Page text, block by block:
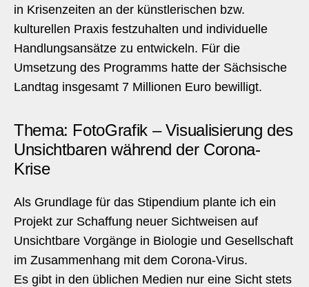
in Krisenzeiten an der künstlerischen bzw.
kulturellen Praxis festzuhalten und individuelle
Handlungsansätze zu entwickeln. Für die
Umsetzung des Programms hatte der Sächsische
Landtag insgesamt 7 Millionen Euro bewilligt.
Thema: FotoGrafik – Visualisierung des
Unsichtbaren während der Corona-
Krise
Als Grundlage für das Stipendium plante ich ein
Projekt zur Schaffung neuer Sichtweisen auf
Unsichtbare Vorgänge in Biologie und Gesellschaft
im Zusammenhang mit dem Corona-Virus.
Es gibt in den üblichen Medien nur eine Sicht stets